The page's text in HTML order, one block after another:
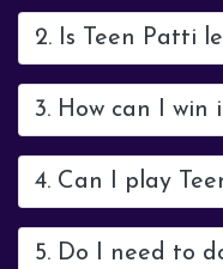
2. Is Teen Patti
3. How can I win
4. Can I play
5. Do I need to